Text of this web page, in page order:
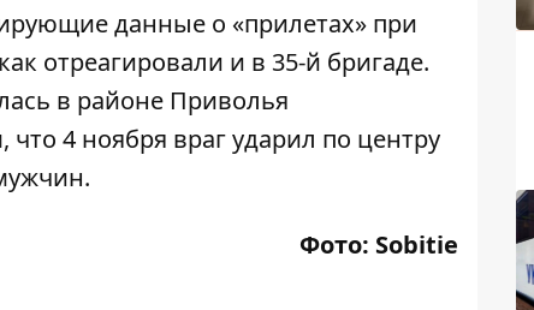
данные о «прилетах» при
отреагировали и в 35-й бригаде.
в районе Приволья
4 ноября враг ударил по центру
.
Фото: Sobitie